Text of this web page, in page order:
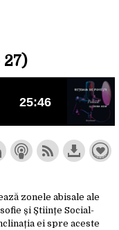
zonele abisale ale
și Științe Social-
ei spre aceste